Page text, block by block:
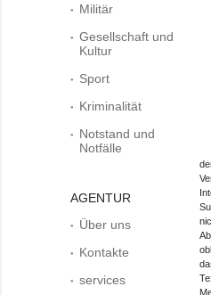
Militär
Gesellschaft und
Kultur
Sport
Kriminalität
Notstand und
Notfälle
AGENTUR
Über uns
Kontakte
services